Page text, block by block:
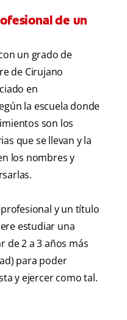
de un
un grado de
de Cirujano
en
la escuela donde
son los
que se llevan y la
los nombres y
y un título
estudiar una
de 2 a 3 años más
para poder
y ejercer como tal.